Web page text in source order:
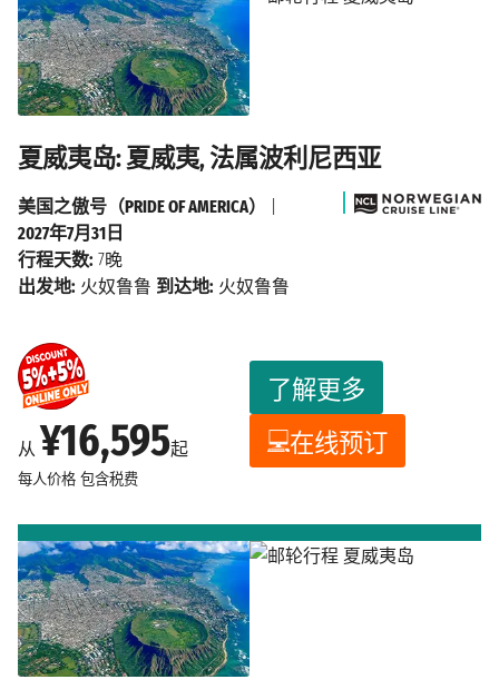
夏威夷岛: 夏威夷, 法属波利尼西亚
从 ¥16,595起
每人价格 包含税费
了解更多
在线预订
美国之傲号（PRIDE OF AMERICA）
2027年7月31日
行程天数: 7晚
出发地: 火奴鲁鲁 到达地: 火奴鲁鲁